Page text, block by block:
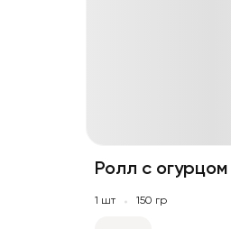
Ролл с огурцом
1 шт 150 гр